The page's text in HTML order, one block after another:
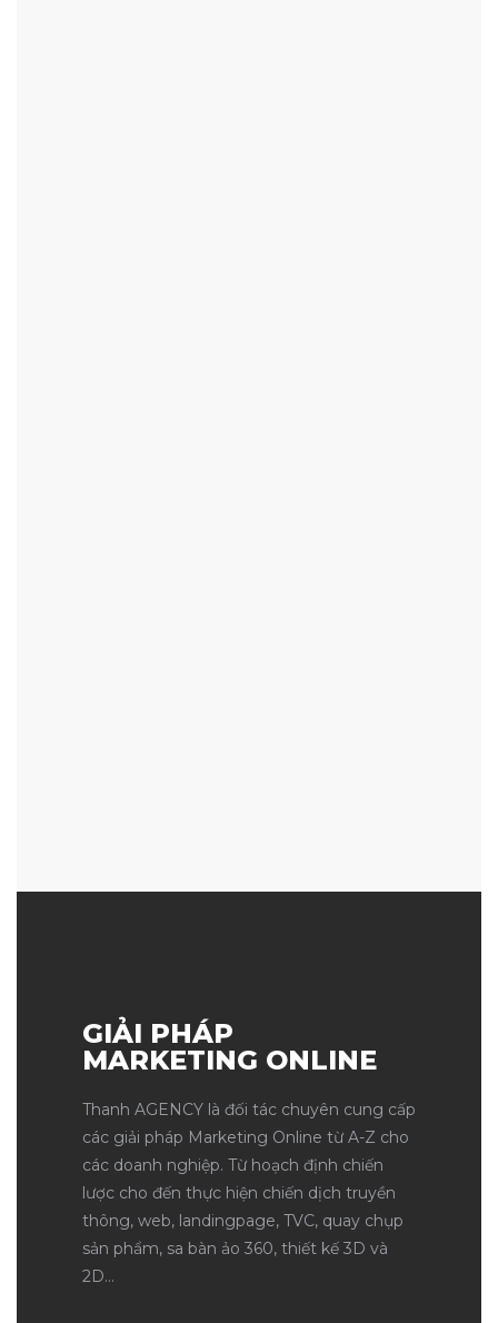
GIẢI PHÁP
MARKETING ONLINE
Thanh AGENCY là đối tác chuyên cung cấp
các giải pháp Marketing Online từ A-Z cho
các doanh nghiệp. Từ hoạch định chiến
lược cho đến thực hiện chiến dịch truyền
thông, web, landingpage, TVC, quay chụp
sản phẩm, sa bàn ảo 360, thiết kế 3D và
2D…